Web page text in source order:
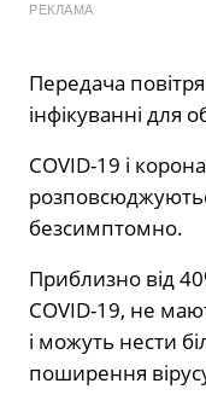
РЕКЛАМА
Передача
інфікуванні для
COVID-19 і
безсимптомно.
Приблизно від
COVID-19, не
і можуть нести
поширення